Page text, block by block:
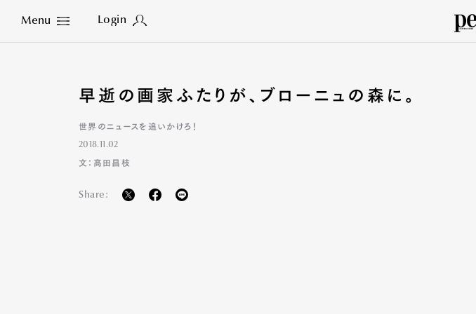
Menu Login
Close
早逝の画家ふたりが、ブローニュの森に。
世界のニュースを追いかけろ！
2018.11.02
文：髙田昌枝
Share: